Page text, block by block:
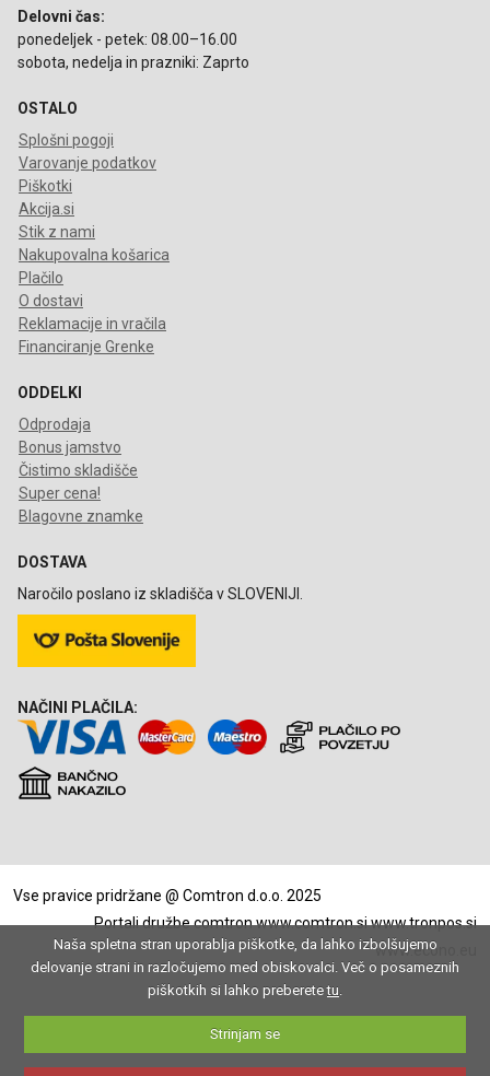
Delovni čas:
ponedeljek - petek: 08.00–16.00
sobota, nedelja in prazniki: Zaprto
OSTALO
Splošni pogoji
Varovanje podatkov
Piškotki
Akcija.si
Stik z nami
Nakupovalna košarica
Plačilo
O dostavi
Reklamacije in vračila
Financiranje Grenke
ODDELKI
Odprodaja
Bonus jamstvo
Čistimo skladišče
Super cena!
Blagovne znamke
DOSTAVA
Naročilo poslano iz skladišča v SLOVENIJI.
NAČINI PLAČILA:
Vse pravice pridržane @ Comtron d.o.o. 2025
Portali družbe comtronwww.comtron.siwww.tronpos.si
www.econo.eu
Naša spletna stran uporablja piškotke, da lahko izbolšujemo
delovanje strani in razločujemo med obiskovalci. Več o posameznih
piškotkih si lahko preberetetu.
Strinjam se